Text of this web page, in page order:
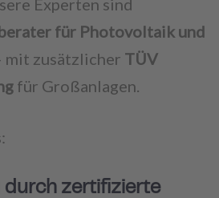
für Photovoltaik und
mit zusätzlicher TÜV
für Großanlagen.
durch zertifizierte